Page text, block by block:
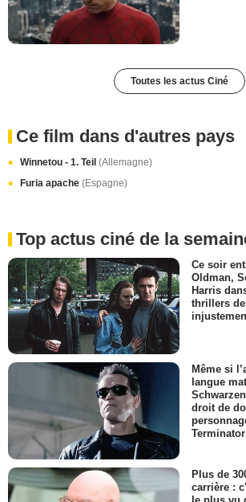
Toutes les actus Ciné
Ce film dans d'autres pays
Winnetou - 1. Teil (Allemagne)
Furia apache (Espagne)
Top actus ciné de la
Ce soir
Oldman,
Harris
thrillers
Même si
langue
droit de
Terminator
Plus de
carrière :